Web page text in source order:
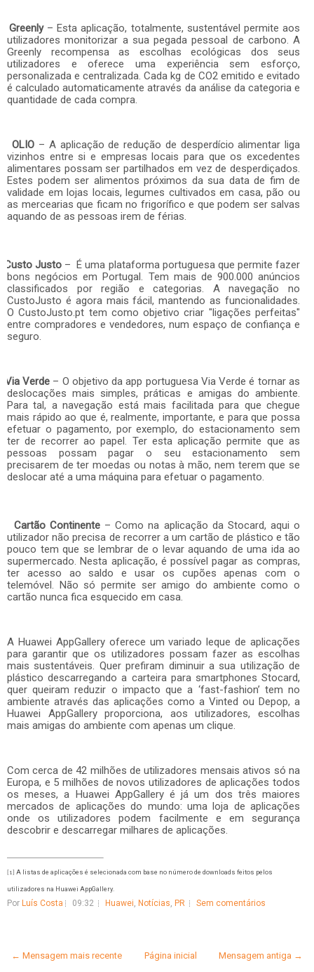
Greenly– Esta aplicação, totalmente, sustentável permite aos
utilizadores monitorizar a sua pegada pessoal de carbono. A
Greenly recompensa as escolhas ecológicas dos seus
utilizadores e oferece uma experiência sem esforço,
personalizada e centralizada. Cada kg de CO2 emitido e evitado
é calculado automaticamente através da análise da categoria e
quantidade de cada compra.
OLIO – A aplicação de redução de desperdício alimentar liga
vizinhos entre si e empresas locais para que os excedentes
alimentares possam ser partilhados em vez de desperdiçados.
Estes podem ser alimentos próximos da sua data de fim de
validade em lojas locais, legumes cultivados em casa, pão ou
as mercearias que ficam no frigorífico e que podem ser salvas
aquando de as pessoas irem de férias.
Custo Justo– É uma plataforma portuguesa que permite fazer
bons negócios em Portugal. Tem mais de 900.000 anúncios
classificados por região e categorias. A navegação no
CustoJusto é agora mais fácil, mantendo as funcionalidades.
O CustoJusto.pt tem como objetivo criar "ligações perfeitas"
entre compradores e vendedores, num espaço de confiança e
seguro.
Via Verde – O objetivo da app portuguesa Via Verde é tornar as
deslocações mais simples, práticas e amigas do ambiente.
Para tal, a navegação está mais facilitada para que chegue
mais rápido ao que é, realmente, importante, e para que possa
efetuar o pagamento, por exemplo, do estacionamento sem
ter de recorrer ao papel. Ter esta aplicação permite que as
pessoas possam pagar o seu estacionamento sem
precisarem de ter moedas ou notas à mão, nem terem que se
deslocar até a uma máquina para efetuar o pagamento.
Cartão Continente – Como na aplicação da Stocard, aqui o
utilizador não precisa de recorrer a um cartão de plástico e tão
pouco tem que se lembrar de o levar aquando de uma ida ao
supermercado. Nesta aplicação, é possível pagar as compras,
ter acesso ao saldo e usar os cupões apenas com o
telemóvel. Não só permite ser amigo do ambiente como o
cartão nunca fica esquecido em casa.
A Huawei AppGallery oferece um variado leque de aplicações
para garantir que os utilizadores possam fazer as escolhas
mais sustentáveis. Quer prefiram diminuir a sua utilização de
plástico descarregando a carteira para smartphones Stocard,
quer queiram reduzir o impacto que a ‘fast-fashion’ tem no
ambiente através das aplicações como a Vinted ou Depop, a
Huawei AppGallery proporciona, aos utilizadores, escolhas
mais amigas do ambiente com apenas um clique.
Com cerca de 42 milhões de utilizadores mensais ativos só na
Europa, e 5 milhões de novos utilizadores de aplicações todos
os meses, a Huawei AppGallery é já um dos três maiores
mercados de aplicações do mundo: uma loja de aplicações
onde os utilizadores podem facilmente e em segurança
descobrir e descarregar milhares de aplicações.
[1] A listas de aplicações é selecionada com base no número de downloads feitos pelos
utilizadores na Huawei AppGallery.
Por Luís Costa 09:32 Huawei, Notícias, PR Sem comentários
← Mensagem mais recente Mensagem antiga →
Página inicial